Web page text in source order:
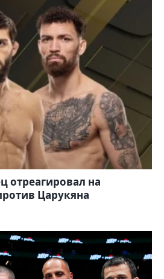
отреагировал на
Царукяна